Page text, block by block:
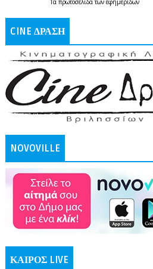
Τα πρωτοσέλιδατων εφημερίδων
CINE ΔΡΑΣΗ
NOVOVILLE
ΚΑΙΡΟΣ LIVE